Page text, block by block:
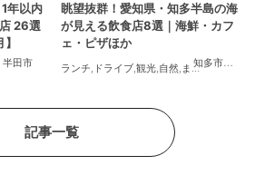
半田市
年以内
26選
コール ラーメン,パン,カフェ スイーツ, テイクアウト
知多市
,常滑
眺望抜群！愛知県・知多半島の海
が見える飲食店8選｜海鮮・カフ
ェ・ピザほか
ランチ ドライブ 観光 自然 まちネタ 季節
記事一覧